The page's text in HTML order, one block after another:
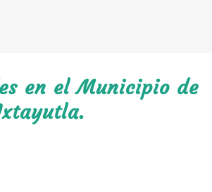
en el Municipio de